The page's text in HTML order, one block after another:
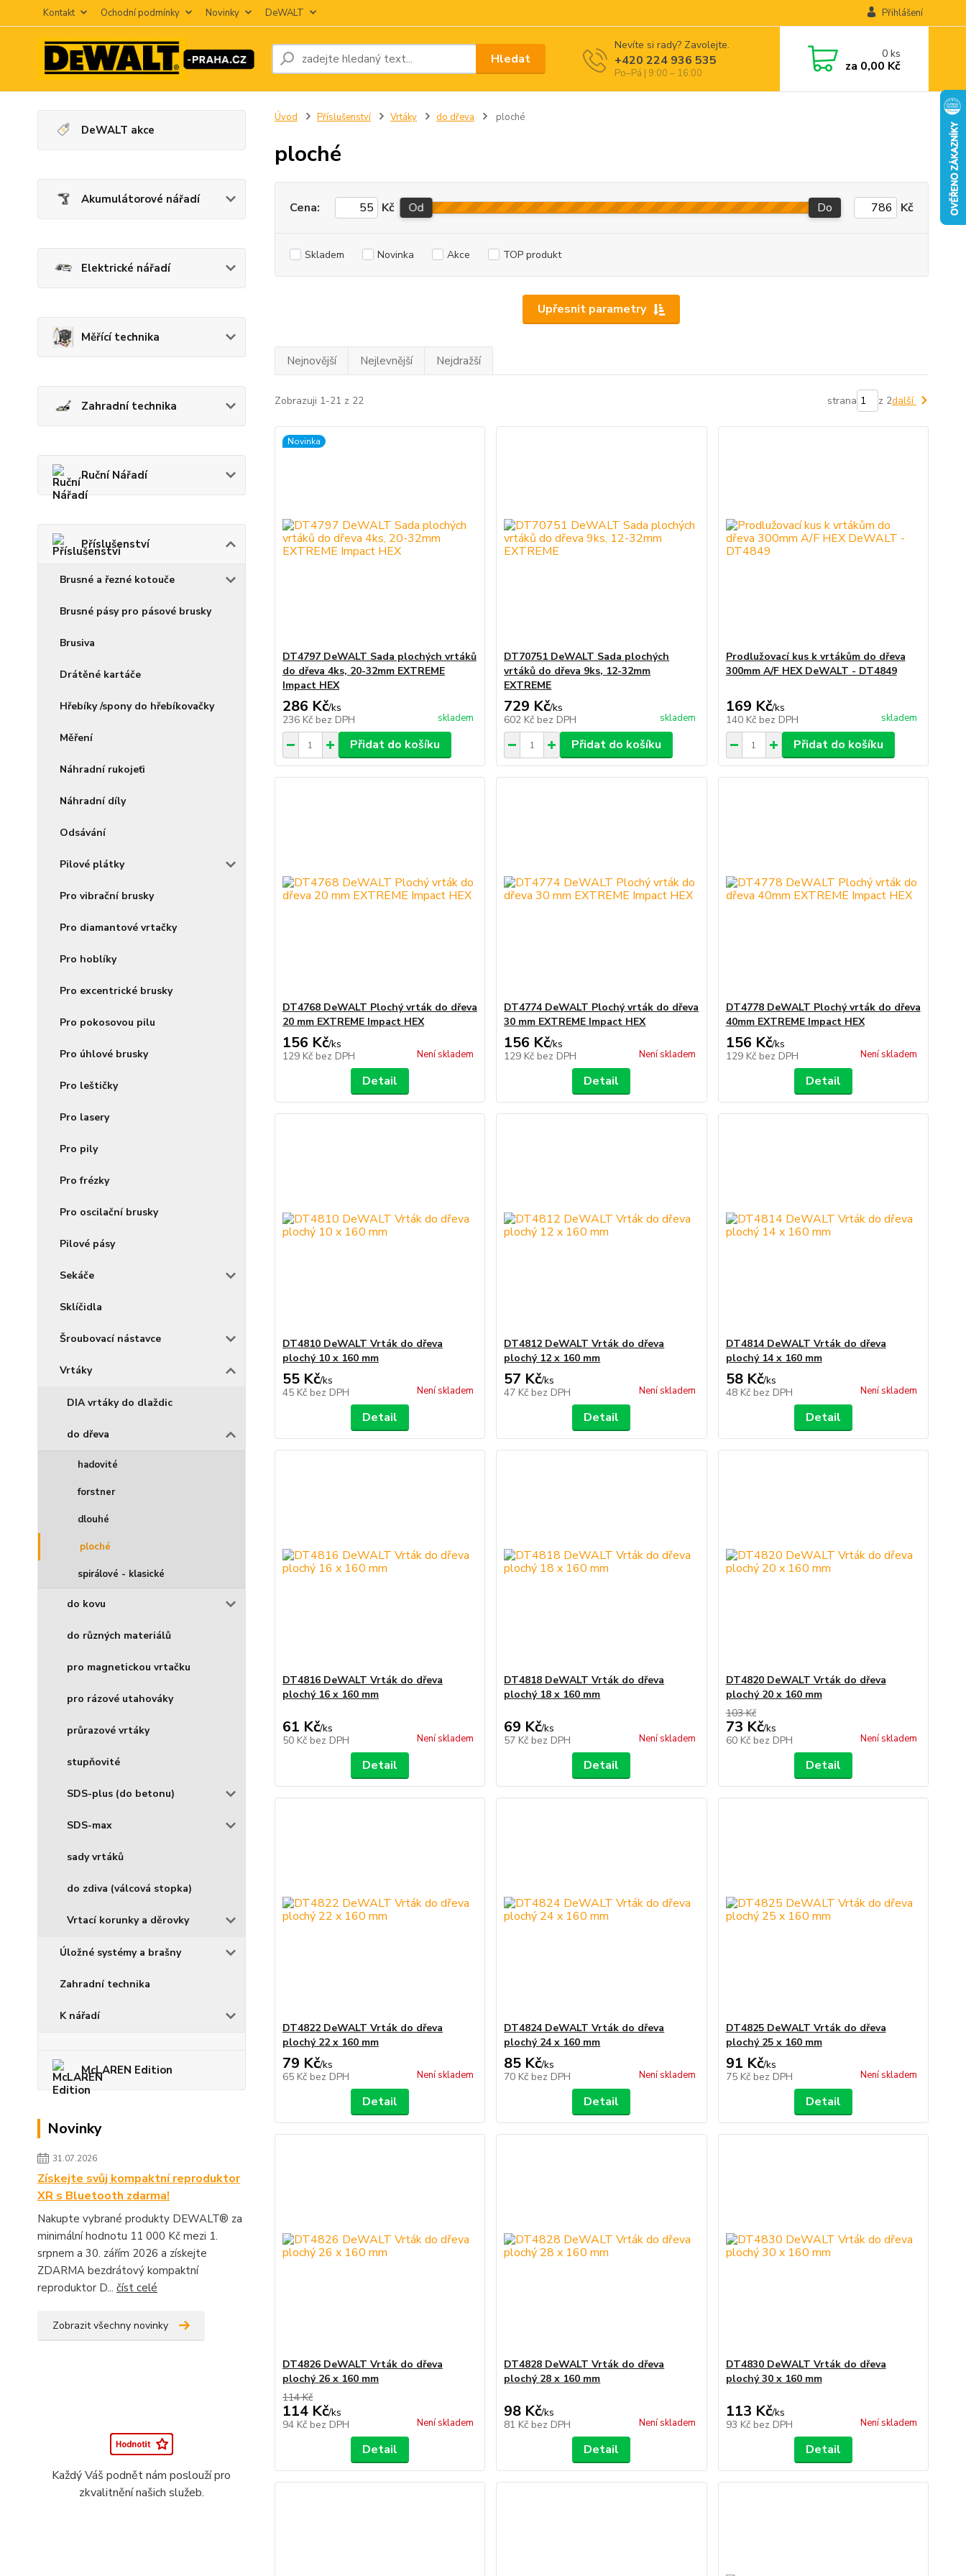
Kontakt Ochodní podmínky Novinky DeWALT Přihlášení
Hledat
Nevíte si rady? Zavolejte.
+420 224 936 535
Po–Pá | 9:00 – 16:00
0ks
za 0,00 Kč
DeWALT akce
Akumulátorové nářadí
Elektrické nářadí
Měřící technika
Zahradní technika
Ruční Nářadí
Příslušenství
Brusné a řezné kotouče
Brusné pásy pro pásové brusky
Brusiva
Drátěné kartáče
Hřebíky /spony do hřebíkovačky
Měření
Náhradní rukojeťi
Náhradní díly
Odsávání
Pilové plátky
Pro vibrační brusky
Pro diamantové vrtačky
Pro hoblíky
Pro excentrické brusky
Pro pokosovou pilu
Pro úhlové brusky
Pro leštičky
Pro lasery
Pro pily
Pro frézky
Pro oscilační brusky
Pilové pásy
Sekáče
Sklíčidla
Šroubovací nástavce
Vrtáky
DIA vrtáky do dlaždic
do dřeva
hadovité
forstner
dlouhé
ploché
spirálové - klasické
do kovu
do různých materiálů
pro magnetickou vrtačku
pro rázové utahováky
průrazové vrtáky
stupňovité
SDS-plus (do betonu)
SDS-max
sady vrtáků
do zdiva (válcová stopka)
Vrtací korunky a děrovky
Úložné systémy a brašny
Zahradní technika
K nářadí
McLAREN Edition
Novinky
31.07.2026
Získejte svůj kompaktní reproduktor
XR s Bluetooth zdarma!
Nakupte vybrané produkty DEWALT® za
minimální hodnotu 11 000 Kč mezi 1.
srpnem a 30. zářím 2026 a získejte
ZDARMA bezdrátový kompaktní
reproduktor D... číst celé
Zobrazit všechny novinky
Každý Váš podnět nám poslouží pro
zkvalitnění našich služeb.
Úvod Příslušenství Vrtáky do dřeva ploché
ploché
Upřesnit parametry
Cena: Kč Od Do Kč
Skladem Novinka Akce TOP produkt
Nejnovější Nejlevnější Nejdražší
Zobrazuji 1-21 z 22 strana z 2další
Novinka
DT4797 DeWALT Sada plochých vrtáků
do dřeva 4ks, 20-32mm EXTREME
Impact HEX
286 Kč/ks
236 Kč bez DPH skladem
Přidat do košíku
DT70751 DeWALT Sada plochých
vrtáků do dřeva 9ks, 12-32mm
EXTREME
729 Kč/ks
602 Kč bez DPH skladem
Přidat do košíku
Prodlužovací kus k vrtákům do dřeva
300mm A/F HEX DeWALT - DT4849
169 Kč/ks
140 Kč bez DPH skladem
Přidat do košíku
DT4768 DeWALT Plochý vrták do dřeva
20 mm EXTREME Impact HEX
156 Kč/ks
129 Kč bez DPH Není skladem
Detail
DT4774 DeWALT Plochý vrták do dřeva
30 mm EXTREME Impact HEX
156 Kč/ks
129 Kč bez DPH Není skladem
Detail
DT4778 DeWALT Plochý vrták do dřeva
40mm EXTREME Impact HEX
156 Kč/ks
129 Kč bez DPH Není skladem
Detail
DT4810 DeWALT Vrták do dřeva
plochý 10 x 160 mm
55 Kč/ks
45 Kč bez DPH Není skladem
Detail
DT4812 DeWALT Vrták do dřeva
plochý 12 x 160 mm
57 Kč/ks
47 Kč bez DPH Není skladem
Detail
DT4814 DeWALT Vrták do dřeva
plochý 14 x 160 mm
58 Kč/ks
48 Kč bez DPH Není skladem
Detail
DT4816 DeWALT Vrták do dřeva
plochý 16 x 160 mm
61 Kč/ks
50 Kč bez DPH Není skladem
Detail
DT4818 DeWALT Vrták do dřeva
plochý 18 x 160 mm
69 Kč/ks
57 Kč bez DPH Není skladem
Detail
DT4820 DeWALT Vrták do dřeva
plochý 20 x 160 mm
103 Kč
73 Kč/ks
60 Kč bez DPH Není skladem
Detail
DT4822 DeWALT Vrták do dřeva
plochý 22 x 160 mm
79 Kč/ks
65 Kč bez DPH Není skladem
Detail
DT4824 DeWALT Vrták do dřeva
plochý 24 x 160 mm
85 Kč/ks
70 Kč bez DPH Není skladem
Detail
DT4825 DeWALT Vrták do dřeva
plochý 25 x 160 mm
91 Kč/ks
75 Kč bez DPH Není skladem
Detail
DT4826 DeWALT Vrták do dřeva
plochý 26 x 160 mm
114 Kč
114 Kč/ks
94 Kč bez DPH Není skladem
Detail
DT4828 DeWALT Vrták do dřeva
plochý 28 x 160 mm
98 Kč/ks
81 Kč bez DPH Není skladem
Detail
DT4830 DeWALT Vrták do dřeva
plochý 30 x 160 mm
113 Kč/ks
93 Kč bez DPH Není skladem
Detail